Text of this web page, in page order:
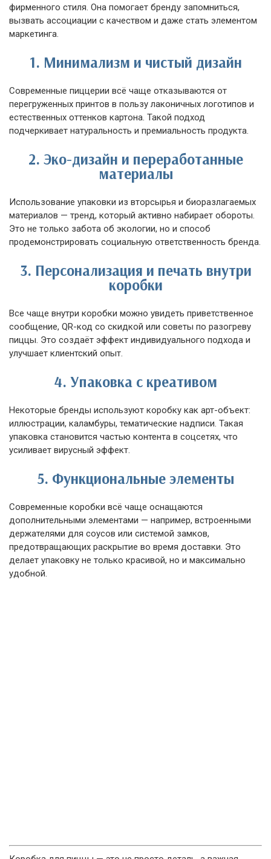
фирменного стиля. Она помогает бренду запомниться,
вызвать ассоциации с качеством и даже стать элементом
маркетинга.
1. Минимализм и чистый дизайн
Современные пиццерии всё чаще отказываются от
перегруженных принтов в пользу лаконичных логотипов и
естественных оттенков картона. Такой подход
подчеркивает натуральность и премиальность продукта.
2. Эко-дизайн и переработанные
материалы
Использование упаковки из вторсырья и биоразлагаемых
материалов — тренд, который активно набирает обороты.
Это не только забота об экологии, но и способ
продемонстрировать социальную ответственность бренда.
3. Персонализация и печать внутри
коробки
Все чаще внутри коробки можно увидеть приветственное
сообщение, QR-код со скидкой или советы по разогреву
пиццы. Это создаёт эффект индивидуального подхода и
улучшает клиентский опыт.
4. Упаковка с креативом
Некоторые бренды используют коробку как арт-объект:
иллюстрации, каламбуры, тематические надписи. Такая
упаковка становится частью контента в соцсетях, что
усиливает вирусный эффект.
5. Функциональные элементы
Современные коробки всё чаще оснащаются
дополнительными элементами — например, встроенными
держателями для соусов или системой замков,
предотвращающих раскрытие во время доставки. Это
делает упаковку не только красивой, но и максимально
удобной.